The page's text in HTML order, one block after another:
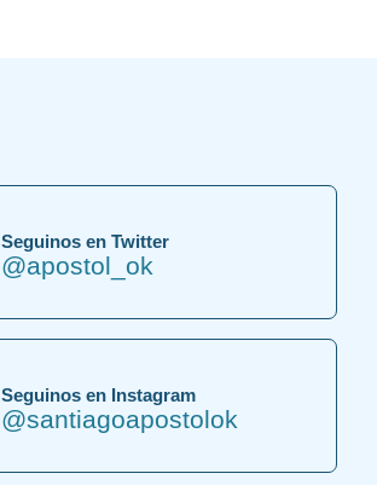
Seguinos en Twitter
@apostol_ok
Seguinos en Instagram
@santiagoapostolok